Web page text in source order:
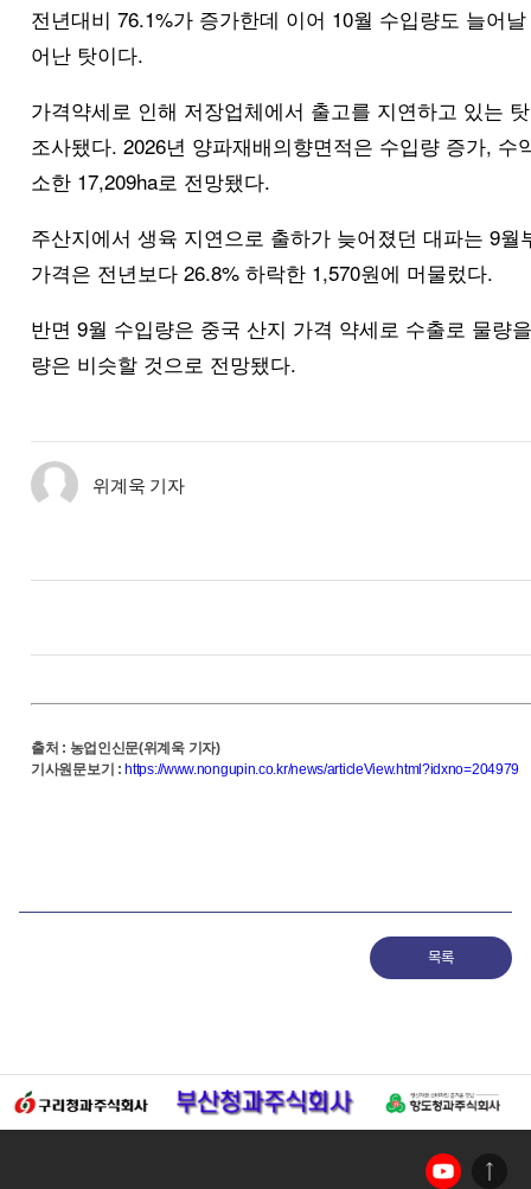
전년대비 76.1%가 증가한데 이어 10월 수입량도 늘어
어난 탓이다.
가격약세로 인해 저장업체에서 출고를 지연하고 있는
조사됐다. 2026년 양파재배의향면적은 수입량 증가,
소한 17,209ha로 전망됐다.
주산지에서 생육 지연으로 출하가 늦어졌던 대파는 9
가격은 전년보다 26.8% 하락한 1,570원에 머물렀다.
반면 9월 수입량은 중국 산지 가격 약세로 수출로 물량
량은 비슷할 것으로 전망됐다.
위계욱 기자
출처 : 농업인신문(위계욱 기자)
기사원문보기 :https://www.nongupin.co.kr/news/articleView.html?idxno=204979
목록